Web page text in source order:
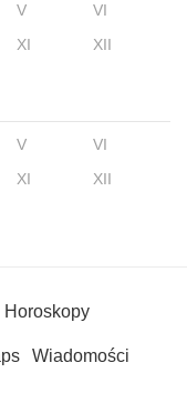
V
VI
XI XII
V
VI
XI XII
Horoskopy
Wiadomości